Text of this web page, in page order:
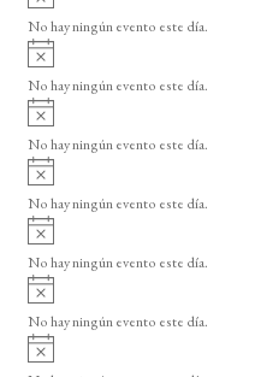
o
v
i
o
No hay ningún evento este día.
A
v
i
o
No hay ningún evento este día.
A
v
i
o
No hay ningún evento este día.
A
v
i
o
No hay ningún evento este día.
A
v
i
o
No hay ningún evento este día.
A
v
i
No hay ningún evento este día.
A
v